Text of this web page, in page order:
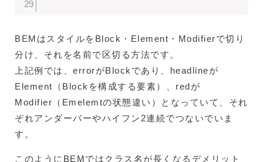
BEMはスタイルをBlock・Element・Modifierで切り
分け、それを名前で区切る方法です。
上記例では、errorがBlockであり、headlineが
Element（Blockを構成する要素）、redが
Modifier（Emelemtの状態違い）となっていて、それ
ぞれアンダーバーやハイフン2連続でつないでいま
す。
このようにBEMではクラス名が長くなるデメリット